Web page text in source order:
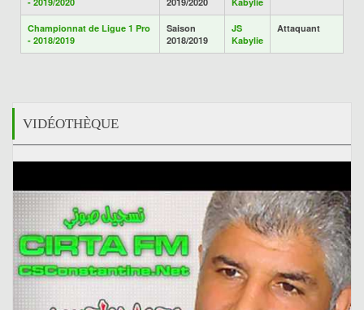
Championnat de Ligue 1 Pro
- 2018/2019
Saison
2018/2019
JS
Kabylie
Attaquant
VIDÉOTHÈQUE